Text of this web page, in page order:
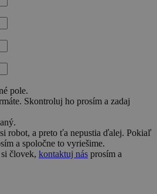
pole.
Skontroluj ho prosím a zadaj
robot, a preto ťa nepustia ďalej. Pokiaľ
a spoločne to vyriešime.
človek, kontaktuj nás prosím a